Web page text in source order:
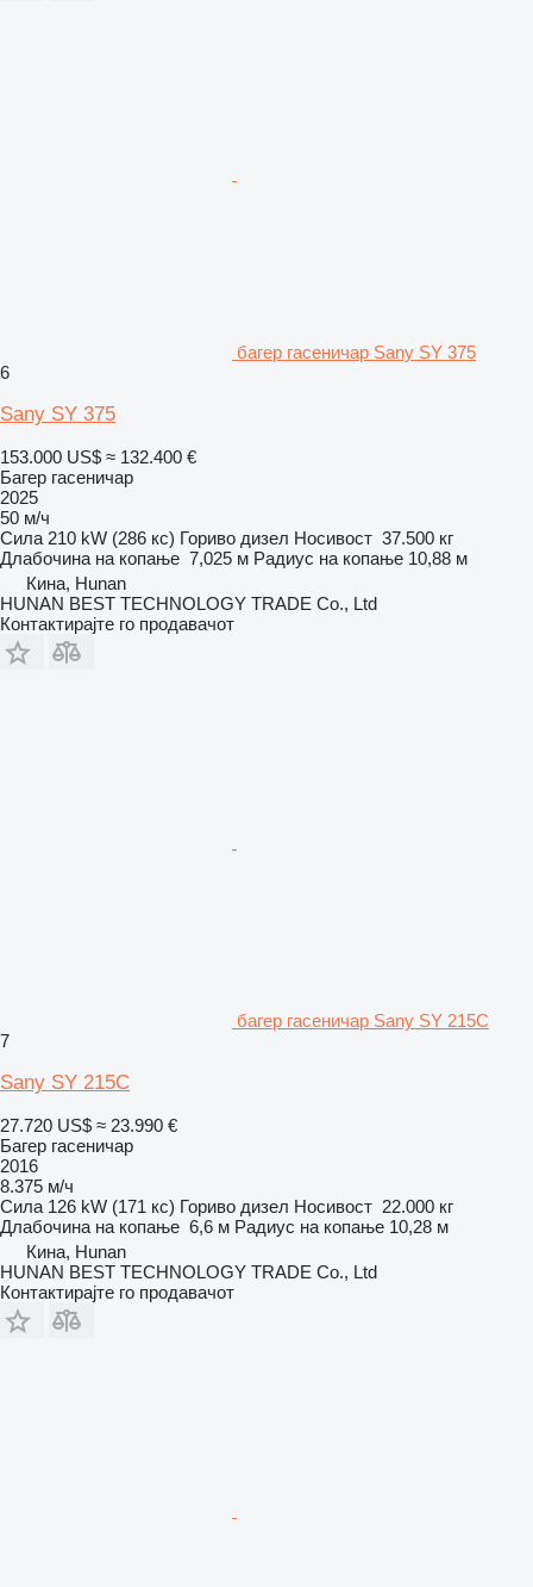
багер гасеничар Sany SY 375
6
Sany SY 375
153.000 US$ ≈ 132.400 €
Багер гасеничар
2025
50 м/ч
Сила 210 kW (286 кс) Гориво дизел Носивост 37.500 кг
Длабочина на копање 7,025 м Радиус на копање 10,88 м
Кина, Hunan
HUNAN BEST TECHNOLOGY TRADE Co., Ltd
Контактирајте го продавачот
багер гасеничар Sany SY 215C
7
Sany SY 215C
27.720 US$ ≈ 23.990 €
Багер гасеничар
2016
8.375 м/ч
Сила 126 kW (171 кс) Гориво дизел Носивост 22.000 кг
Длабочина на копање 6,6 м Радиус на копање 10,28 м
Кина, Hunan
HUNAN BEST TECHNOLOGY TRADE Co., Ltd
Контактирајте го продавачот